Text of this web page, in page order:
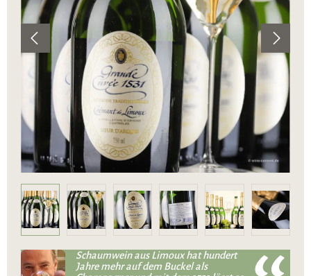
Schaumwein aus Limoux hat hundert
Jahre mehr auf dem Buckel als